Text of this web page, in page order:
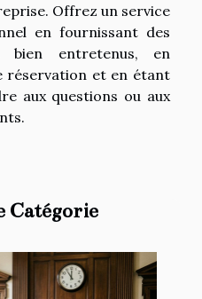
Offrez un service
en fournissant des
bien entretenus, en
réservation et en étant
aux questions ou aux
Catégorie